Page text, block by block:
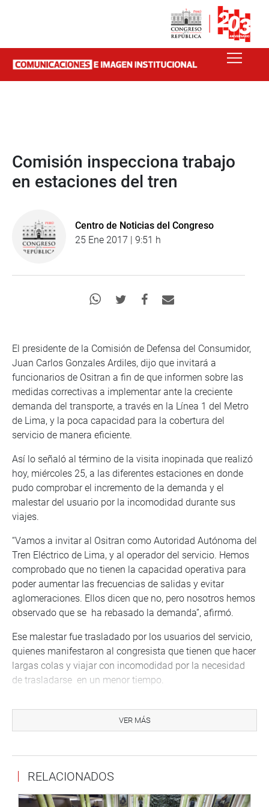
Comisión inspecciona trabajo
en estaciones del tren
Centro de Noticias del Congreso
25 Ene 2017 | 9:51 h
El presidente de la Comisión de Defensa del Consumidor,
Juan Carlos Gonzales Ardiles, dijo que invitará a
funcionarios de Ositran a fin de que informen sobre las
medidas correctivas a implementar ante la creciente
demanda del transporte, a través en la Línea 1 del Metro
de Lima, y la poca capacidad para la cobertura del
servicio de manera eficiente.
Así lo señaló al término de la visita inopinada que realizó
hoy, miércoles 25, a las diferentes estaciones en donde
pudo comprobar el incremento de la demanda y el
malestar del usuario por la incomodidad durante sus
viajes.
“Vamos a invitar al Ositran como Autoridad Autónoma del
Tren Eléctrico de Lima, y al operador del servicio. Hemos
comprobado que no tienen la capacidad operativa para
poder aumentar las frecuencias de salidas y evitar
aglomeraciones. Ellos dicen que no, pero nosotros hemos
observado que se ha rebasado la demanda”, afirmó.
Ese malestar fue trasladado por los usuarios del servicio,
quienes manifestaron al congresista que tienen que hacer
largas colas y viajar con incomodidad por la necesidad
de trasladarse en un menor tiempo.
excesiva demanda. En primer lugar, se necesita comprar
más vagones, que es una solución a largo plazo, pero lo
trenes inicialmente salían cada 6 minutos, pero ahora lo
VER MÁS
RELACIONADOS